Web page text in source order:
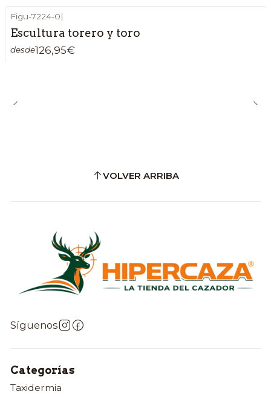
Figu-7224-0|
Escultura torero y toro
desde126,95€
VOLVER ARRIBA
Síguenos
Categorías
Taxidermia